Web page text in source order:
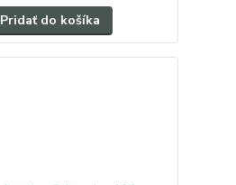
Pridať do košíka